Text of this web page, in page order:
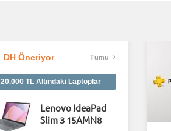
DH Öneriyor Tümü
20.000 TL Altındaki Laptoplar
Lenovo IdeaPad
Slim 3 15AMN8